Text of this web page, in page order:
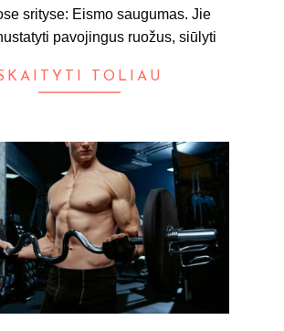
srityse: Eismo saugumas. Jie
pavojingus ruožus, siūlyti
TOLIAU